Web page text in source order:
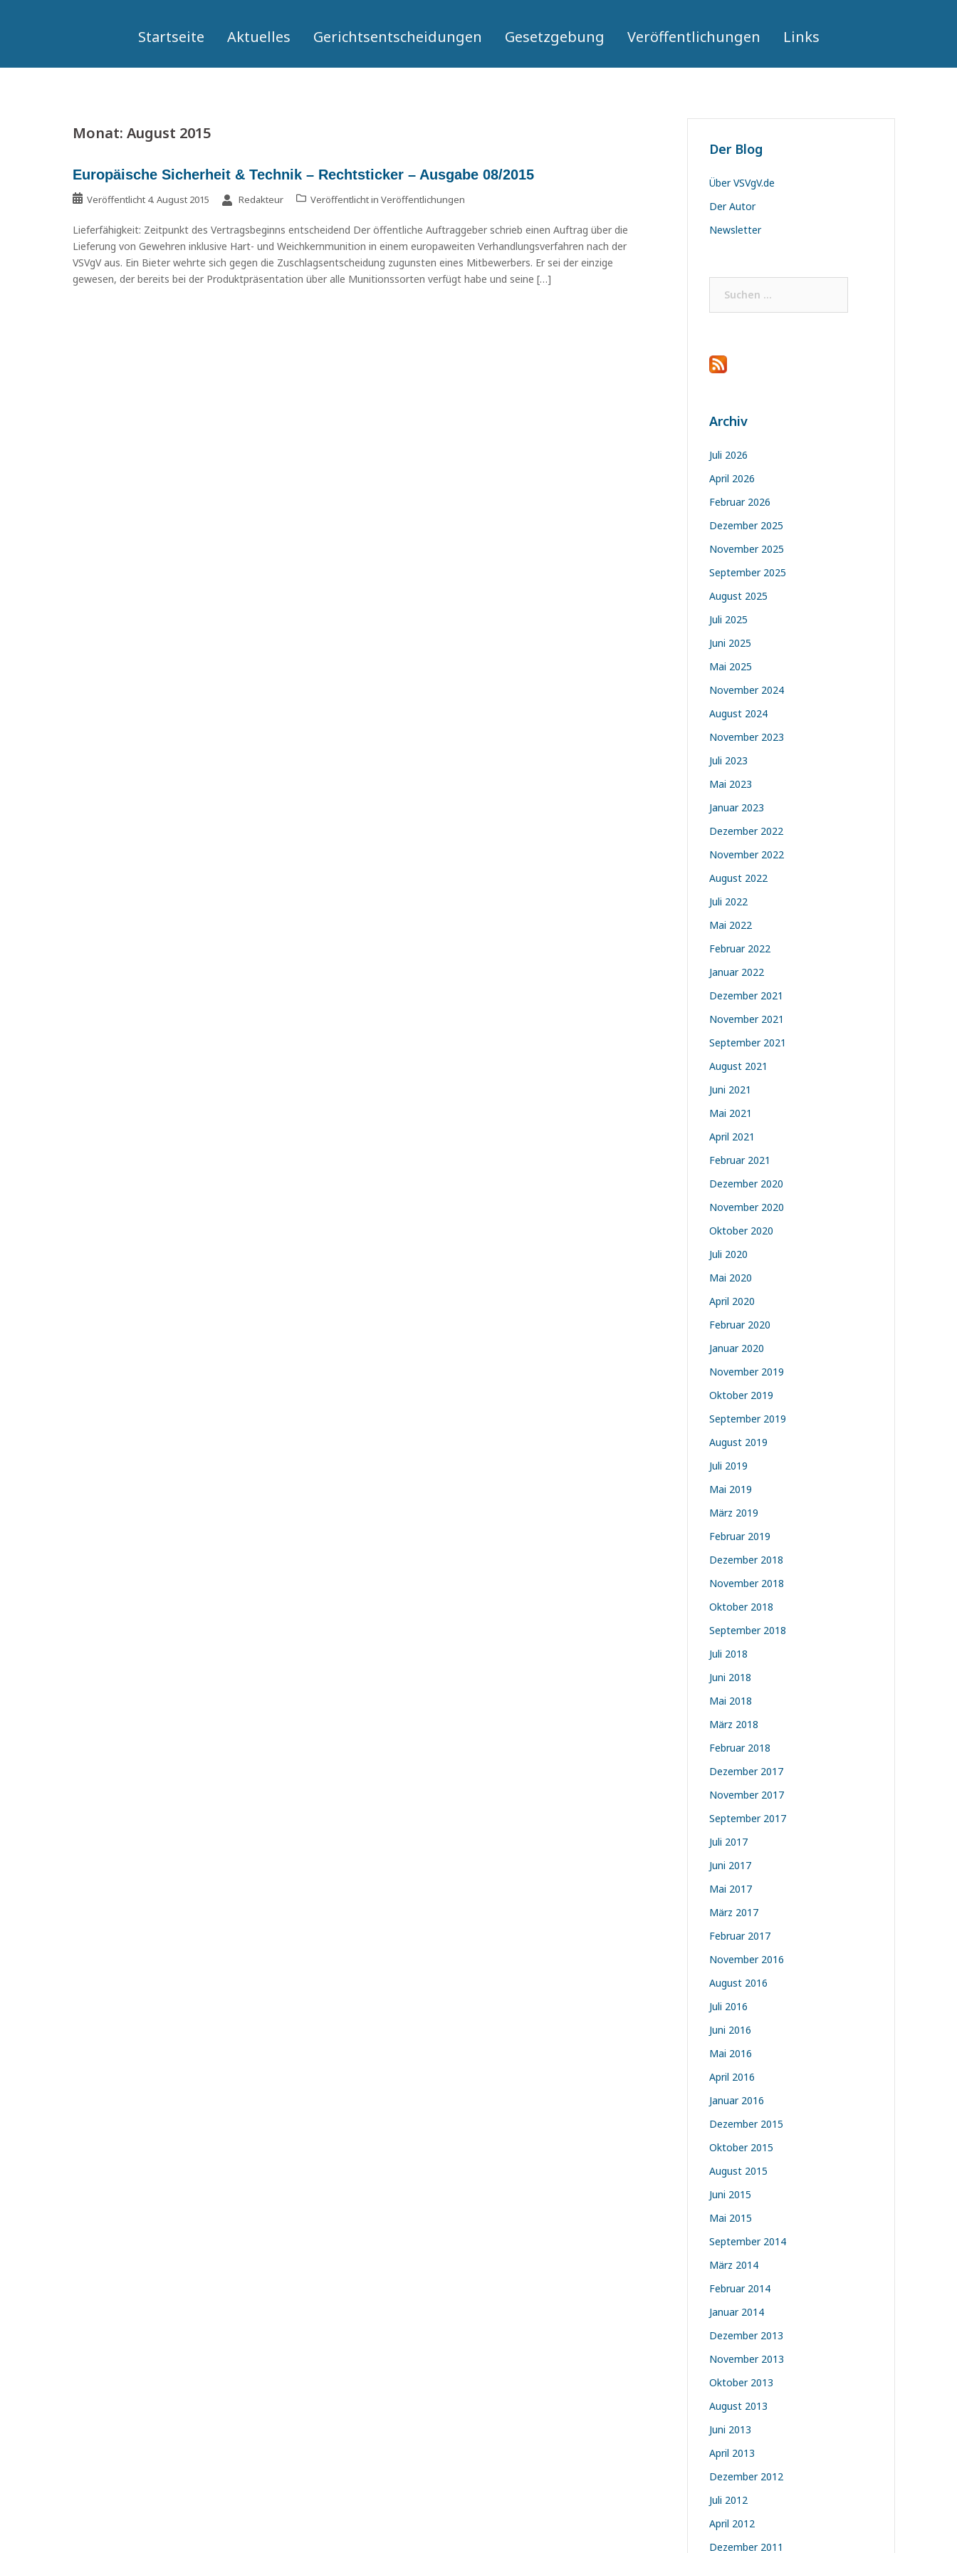
Startseite Aktuelles Gerichtsentscheidungen Gesetzgebung Veröffentlichungen Links
Monat: August 2015
Europäische Sicherheit & Technik – Rechtsticker – Ausgabe 08/2015
Veröffentlicht 4. August 2015 Redakteur Veröffentlicht in Veröffentlichungen
Lieferfähigkeit: Zeitpunkt des Vertragsbeginns entscheidend Der öffentliche Auftraggeber schrieb einen Auftrag über die
Lieferung von Gewehren inklusive Hart- und Weichkernmunition in einem europaweiten Verhandlungsverfahren nach der
VSVgV aus. Ein Bieter wehrte sich gegen die Zuschlagsentscheidung zugunsten eines Mitbewerbers. Er sei der einzige
gewesen, der bereits bei der Produktpräsentation über alle Munitionssorten verfügt habe und seine […]
Der Blog
Über VSVgV.de
Der Autor
Newsletter
nach:
Archiv
Juli 2026
April 2026
Februar 2026
Dezember 2025
November 2025
September 2025
August 2025
Juli 2025
Juni 2025
Mai 2025
November 2024
August 2024
November 2023
Juli 2023
Mai 2023
Januar 2023
Dezember 2022
November 2022
August 2022
Juli 2022
Mai 2022
Februar 2022
Januar 2022
Dezember 2021
November 2021
September 2021
August 2021
Juni 2021
Mai 2021
April 2021
Februar 2021
Dezember 2020
November 2020
Oktober 2020
Juli 2020
Mai 2020
April 2020
Februar 2020
Januar 2020
November 2019
Oktober 2019
September 2019
August 2019
Juli 2019
Mai 2019
März 2019
Februar 2019
Dezember 2018
November 2018
Oktober 2018
September 2018
Juli 2018
Juni 2018
Mai 2018
März 2018
Februar 2018
Dezember 2017
November 2017
September 2017
Juli 2017
Juni 2017
Mai 2017
März 2017
Februar 2017
November 2016
August 2016
Juli 2016
Juni 2016
Mai 2016
April 2016
Januar 2016
Dezember 2015
Oktober 2015
August 2015
Juni 2015
Mai 2015
September 2014
März 2014
Februar 2014
Januar 2014
Dezember 2013
November 2013
Oktober 2013
August 2013
Juni 2013
April 2013
Dezember 2012
Juli 2012
April 2012
Dezember 2011